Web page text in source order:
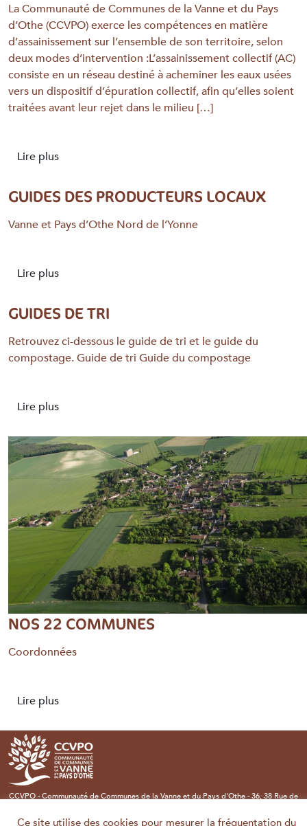
La Communauté de Communes de la Vanne et du Pays
d’Othe (CCVPO) exerce les compétences en matière
d’assainissement sur l’ensemble de son territoire, selon
deux modes d’intervention :L’assainissement collectif (AC)
consiste en un réseau destiné à acheminer les eaux usées
vers un dispositif d’épuration collectif, afin qu’elles soient
traitées avant leur rejet dans le milieu […]
Lire plus
GUIDES DES PRODUCTEURS LOCAUX
Vanne et Pays d’Othe Nord de l’Yonne
Lire plus
GUIDES DE TRI
Retrouvez ci-dessous le guide de tri et le guide du
compostage. Guide de tri Guide du compostage
Lire plus
NOS 22 COMMUNES
Coordonnées
Lire plus
CCVPO - Communauté de Communes de la Vanne et du Pays d'Othe - 36, 38 Rue de
accueil@ccvpo.fr
Ce site utilise des cookies pour mesurer la fréquentation du